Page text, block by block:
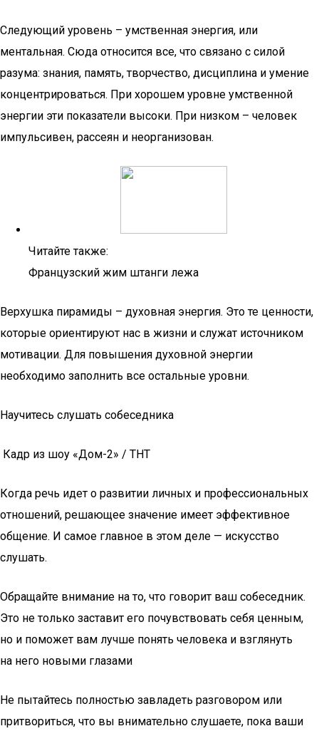
Следующий уровень – умственная энергия, или
ментальная. Сюда относится все, что связано с силой
разума: знания, память, творчество, дисциплина и умение
концентрироваться. При хорошем уровне умственной
энергии эти показатели высоки. При низком – человек
импульсивен, рассеян и неорганизован.
Читайте также:
Французский жим штанги лежа
Верхушка пирамиды – духовная энергия. Это те ценности,
которые ориентируют нас в жизни и служат источником
мотивации. Для повышения духовной энергии
необходимо заполнить все остальные уровни.
Научитесь слушать собеседника
Кадр из шоу «Дом-2» / ТНТ
Когда речь идет о развитии личных и профессиональных
отношений, решающее значение имеет эффективное
общение. И самое главное в этом деле — искусство
слушать.
Обращайте внимание на то, что говорит ваш собеседник.
Это не только заставит его почувствовать себя ценным,
но и поможет вам лучше понять человека и взглянуть
на него новыми глазами
Не пытайтесь полностью завладеть разговором или
притвориться, что вы внимательно слушаете, пока ваши